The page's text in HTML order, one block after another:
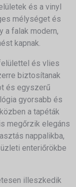
és a vinyl
mélységet és
a falak modern,
kapnak.
és vlies
biztosítanak
és egyszerű
gyorsabb és
a tapéták
megőrzik elegáns
nappalikba,
enteriőrökbe
illeszkedik